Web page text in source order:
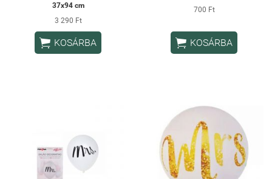
37x94 cm
3 290 Ft
 KOSÁRBA
700 Ft
 KOSÁRBA